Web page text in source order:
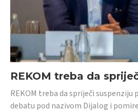
REKOM treba da
REKOM treba da spriječi
debatu pod nazivom Dijalog i